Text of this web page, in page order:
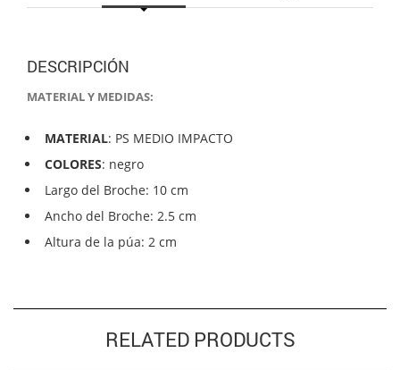
DESCRIPCIÓN
MATERIAL Y MEDIDAS:
MATERIAL: PS MEDIO IMPACTO
COLORES: negro
Largo del Broche: 10 cm
Ancho del Broche: 2.5 cm
Altura de la púa: 2 cm
RELATED PRODUCTS